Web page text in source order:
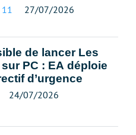
27/07/2026
de lancer Les
PC : EA déploie
d’urgence
24/07/2026